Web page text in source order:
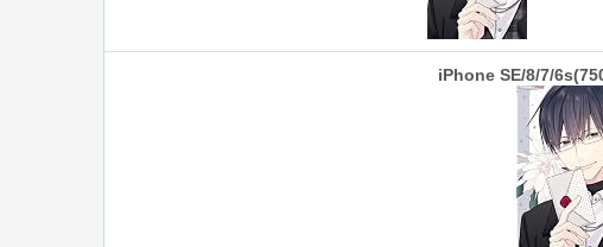
iPhone SE/8/7/